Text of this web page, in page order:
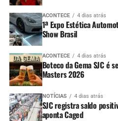
ACONTECE 4 dias atrás
1ª Expo Estética
Show Brasil
ACONTECE 4 dias atrás
Boteco da Gema SJC é
Masters 2026
NOTÍCIAS 4 dias atrás
SJC registra saldo
aponta Caged